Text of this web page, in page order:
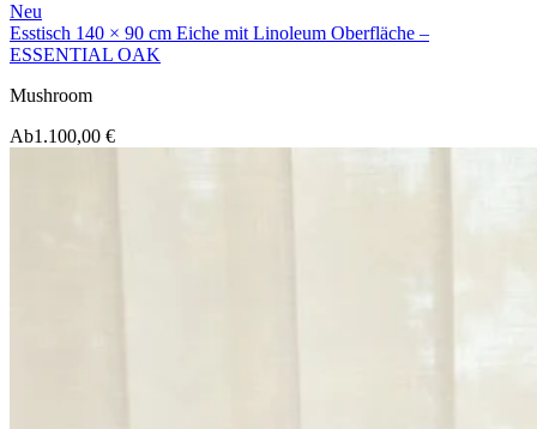
Neu
Esstisch 140 × 90 cm Eiche mit Linoleum Oberfläche –
ESSENTIAL OAK
Mushroom
Ab1.100,00 €